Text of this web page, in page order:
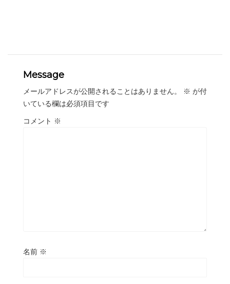
Message
メールアドレスが公開されることはありません。 ※ が付
いている欄は必須項目です
コメント ※
名前 ※